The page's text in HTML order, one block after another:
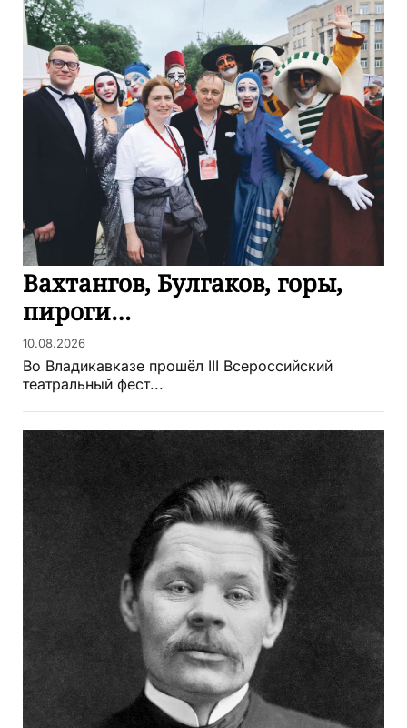
Вахтангов, Булгаков, горы,
пироги…
10.08.2026
Во Владикавказе прошёл III Всероссийский
театральный фест...